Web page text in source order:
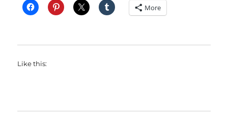
More
Like this: